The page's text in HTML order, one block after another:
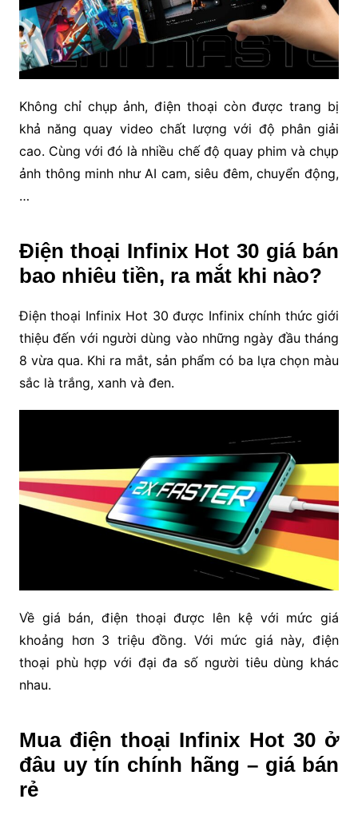
Không chỉ chụp ảnh, điện thoại còn được trang bị
khả năng quay video chất lượng với độ phân giải
cao. Cùng với đó là nhiều chế độ quay phim và chụp
ảnh thông minh như AI cam, siêu đêm, chuyển động,
…
Điện thoại Infinix Hot 30 giá bán
bao nhiêu tiền, ra mắt khi nào?
Điện thoại Infinix Hot 30 được Infinix chính thức giới
thiệu đến với người dùng vào những ngày đầu tháng
8 vừa qua. Khi ra mắt, sản phẩm có ba lựa chọn màu
sắc là trắng, xanh và đen.
Về giá bán, điện thoại được lên kệ với mức giá
khoảng hơn 3 triệu đồng. Với mức giá này, điện
thoại phù hợp với đại đa số người tiêu dùng khác
nhau.
Mua điện thoại Infinix Hot 30 ở
đâu uy tín chính hãng – giá bán
rẻ